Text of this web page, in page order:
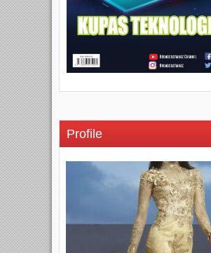
Profile